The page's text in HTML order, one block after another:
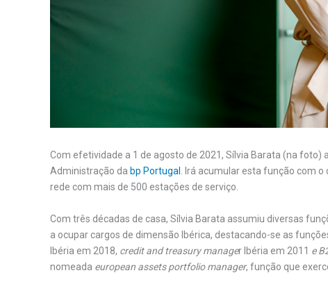
Com efetividade a 1 de agosto de 2021, Sílvia Barata (na foto)
Administração da bp Portugal . Irá acumular esta função com
rede com mais de 500 estações de serviço.
Com três décadas de casa, Sílvia Barata assumiu diversas
a ocupar cargos de dimensão Ibérica, destacando-se as
Ibéria em 2018, credit and treasury manager Ibéria em 2011 e
nomeada european assets portfolio manager, função que